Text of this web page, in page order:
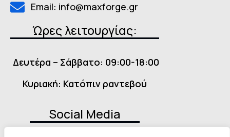
Email: info@maxforge.gr
Ώρες λειτουργίας:
Δευτέρα – Σάββατο: 09:00-18:00
Κυριακή: Κατόπιν ραντεβού
Social Media